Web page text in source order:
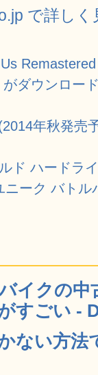
で詳しく
がダウンロー
年秋発売
ド ハードラ
ーク バト
イクの中
すごい -
ない方法